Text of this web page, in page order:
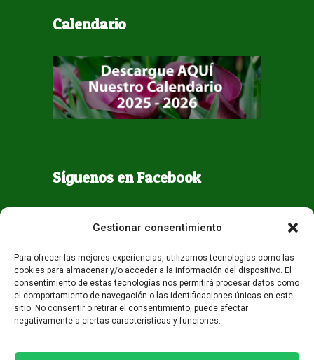
Gestionar consentimiento
Para ofrecer las mejores experiencias, utilizamos tecnologías como las
cookies para almacenar y/o acceder a la información del dispositivo. El
consentimiento de estas tecnologías nos permitirá procesar datos como
el comportamiento de navegación o las identificaciones únicas en este
sitio. No consentir o retirar el consentimiento, puede afectar
negativamente a ciertas características y funciones.
Calendario
Síguenos en Facebook
Todos los derechos reservados - Guaqueta USA 2026